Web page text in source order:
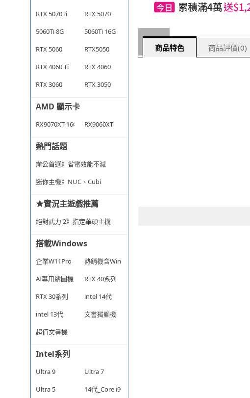
RTX 5070Ti
RTX 5070
5060Ti 8G
5060Ti 16G
RTX 5060
RTX5050
RTX 4060 Ti
RTX 4060
RTX 3060
RTX 3050
AMD 顯示卡
RX9070XT-16G RX9060XT
熱門話題
辦公首選》省電效能不減
迷你主機》NUC、Cubi
★實況主遊戲推薦
絕對武力 2》指定華碩主機
搭載Windows
企業W11Pro
熱銷機含Win
AI專用繪圖機
RTX 40系列
RTX 30系列
intel 14代
intel 13代
文書獨顯機
超值文書機
Intel系列
Ultra 9
Ultra 7
Ultra 5
14代_Core i9
商品特色 商品評價(0)